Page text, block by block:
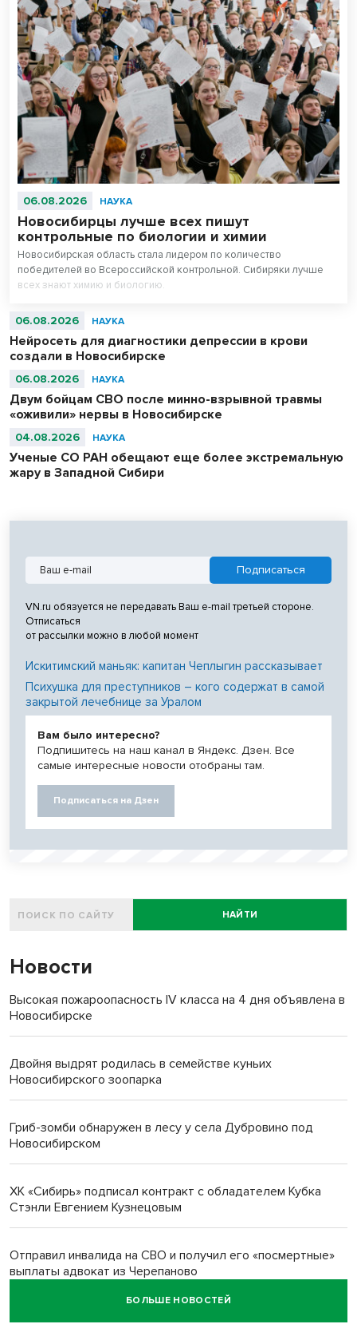
06.08.2026 НАУКА
Новосибирцы лучше всех пишут
контрольные по биологии и химии
Новосибирская область стала лидером по количество
победителей во Всероссийской контрольной. Сибиряки лучше
всех знают химию и биологию.
06.08.2026 НАУКА
Нейросеть для диагностики депрессии в крови
создали в Новосибирске
06.08.2026 НАУКА
Двум бойцам СВО после минно-взрывной травмы
«оживили» нервы в Новосибирске
04.08.2026 НАУКА
Ученые СО РАН обещают еще более экстремальную
жару в Западной Сибири
VN.ru обязуется не передавать Ваш e-mail третьей стороне.
Отписаться
от рассылки можно в любой момент
Искитимский маньяк: капитан Чеплыгин рассказывает
Психушка для преступников – кого содержат в самой
закрытой лечебнице за Уралом
Вам было интересно?
Подпишитесь на наш канал в Яндекс. Дзен. Все
самые интересные новости отобраны там.
Подписаться на Дзен
НАЙТИ
Новости
Высокая пожароопасность IV класса на 4 дня объявлена в
Новосибирске
Двойня выдрят родилась в семействе куньих
Новосибирского зоопарка
Гриб-зомби обнаружен в лесу у села Дубровино под
Новосибирском
ХК «Сибирь» подписал контракт с обладателем Кубка
Стэнли Евгением Кузнецовым
Отправил инвалида на СВО и получил его «посмертные»
выплаты адвокат из Черепаново
Андрей Травников поздравил новосибирцев с
БОЛЬШЕ НОВОСТЕЙ